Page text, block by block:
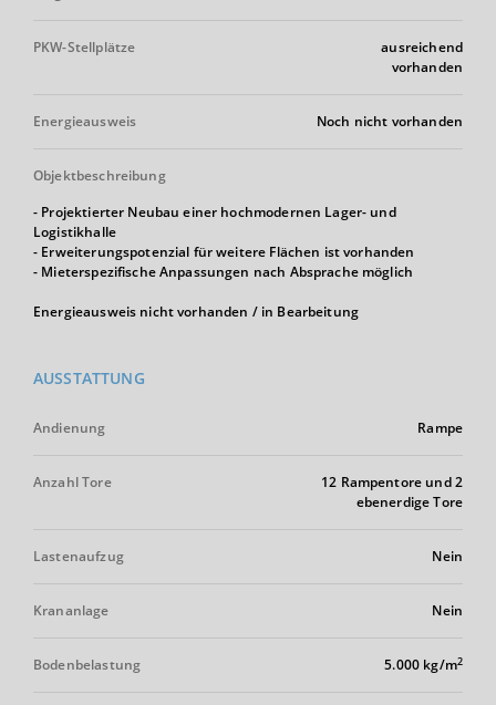
PKW-Stellplätze
ausreichend
vorhanden
Energieausweis Noch nicht vorhanden
Objektbeschreibung
- Projektierter Neubau einer hochmodernen Lager- und
Logistikhalle
- Erweiterungspotenzial für weitere Flächen ist vorhanden
- Mieterspezifische Anpassungen nach Absprache möglich
Energieausweis nicht vorhanden / in Bearbeitung
AUSSTATTUNG
Andienung Rampe
Anzahl Tore
12 Rampentore und 2
ebenerdige Tore
Lastenaufzug Nein
Krananlage Nein
Bodenbelastung 5.000 kg/m2